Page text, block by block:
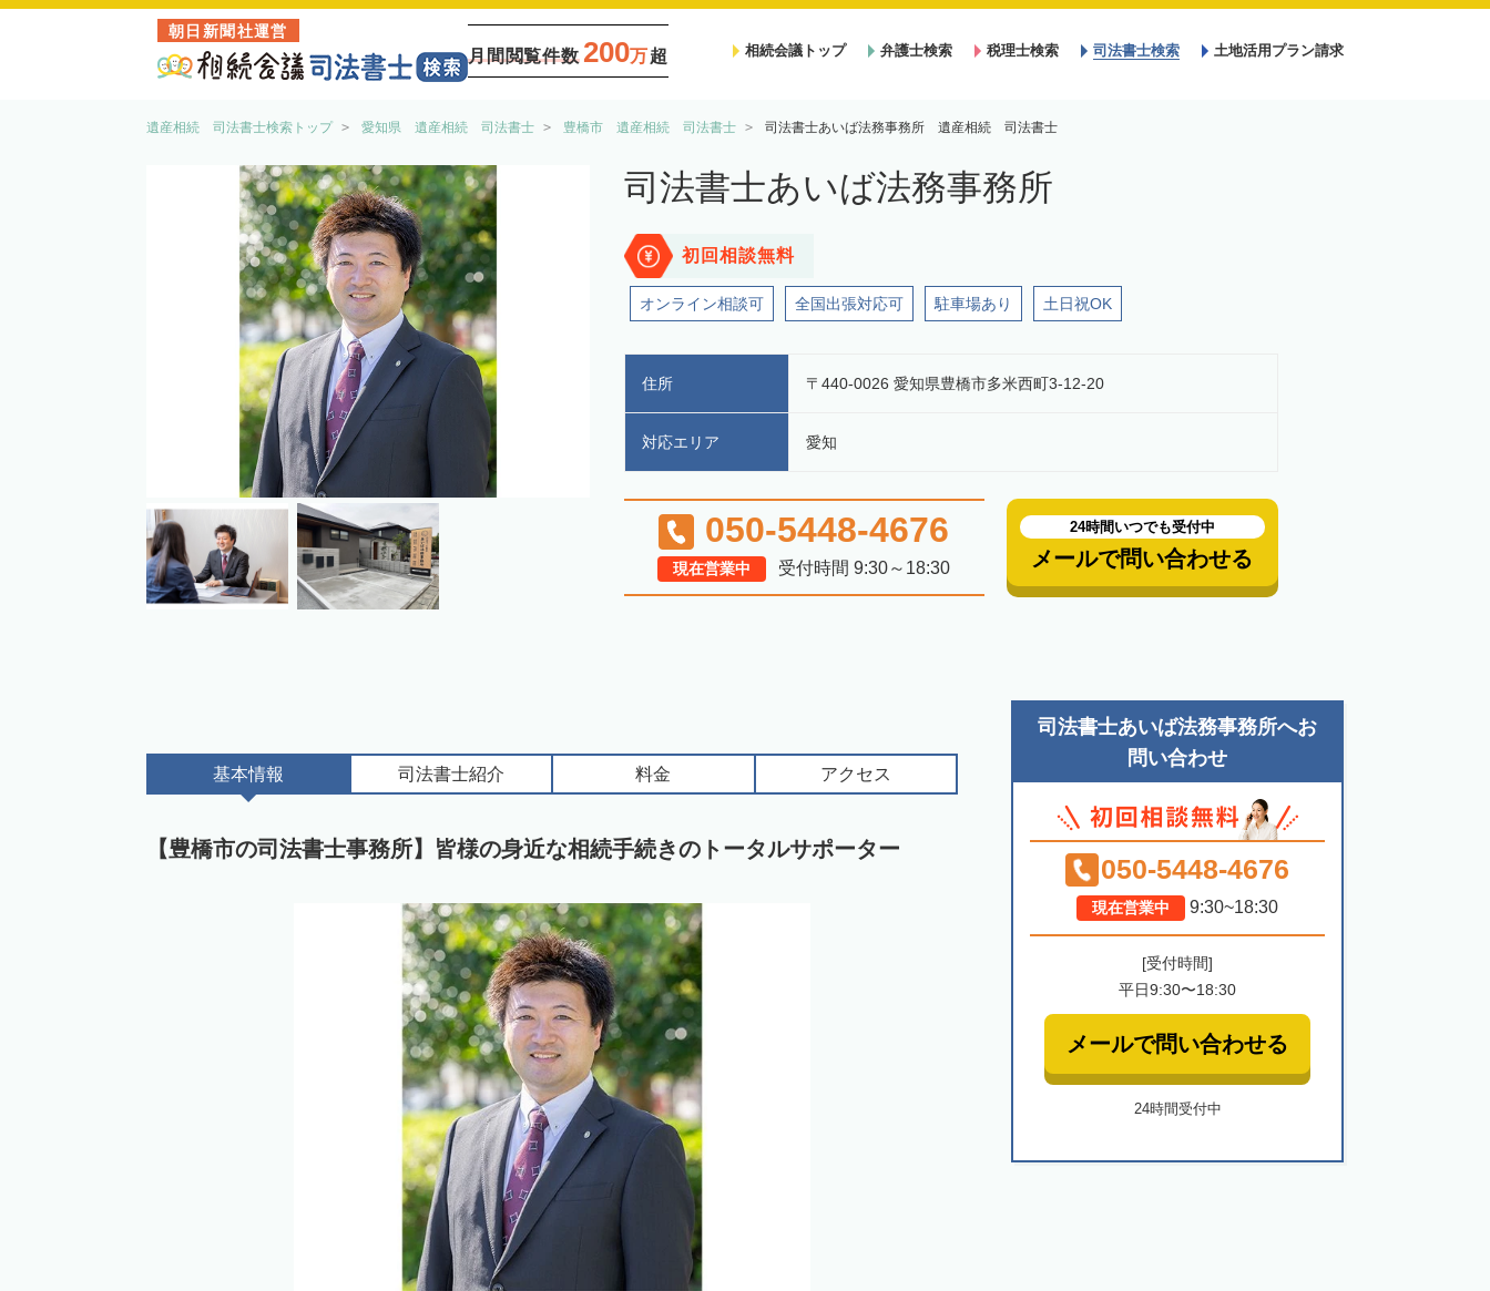
朝日新聞社運営
月間閲覧件数 200万超 相続会議トップ 弁護士検索 税理士検索 司法書士検索 土地活用プラン請求
遺産相続 司法書士検索トップ 愛知県 遺産相続 司法書士 豊橋市 遺産相続 司法書士 司法書士あいば法務事務所 遺産相続 司法書士
司法書士あいば法務事務所
初回相談無料
オンライン相談可 全国出張対応可 駐車場あり 土日祝OK
住所 〒440-0026 愛知県豊橋市多米西町3-12-20
対応エリア 愛知
050-5448-4676
現在営業中 受付時間 9:30～18:30
24時間いつでも受付中
メールで問い合わせる
基本情報 司法書士紹介 料金 アクセス
【豊橋市の司法書士事務所】皆様の身近な相続手続きのトータルサポーター
司法書士あいば法務事務所へお
問い合わせ
050-5448-4676
現在営業中 9:30~18:30
[受付時間]
平日9:30〜18:30
メールで問い合わせる
24時間受付中